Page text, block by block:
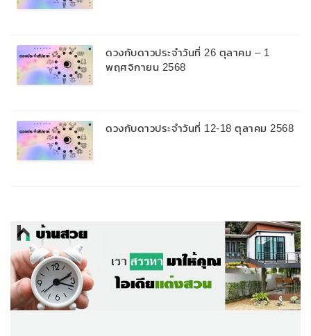
ดวงกับดาวประจำวันที่ 26 ตุลาคม – 1
พฤศจิกายน 2568
ดวงกับดาวประจำวันที่ 12-18 ตุลาคม 2568